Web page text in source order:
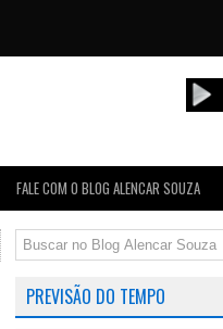
FALE COM O BLOG ALENCAR SOUZA
PREVISÃO DO TEMPO